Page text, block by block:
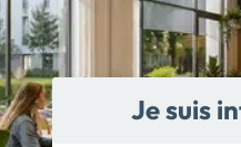
Je suis